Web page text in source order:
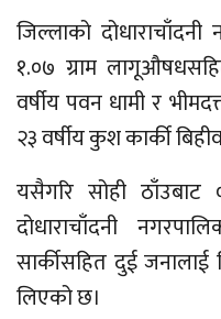
जिल्लाको
१.०७ ग्राम
वर्षीय पवन धामी र
२३ वर्षीय कुश कार्की
यसैगरि सोही ठाँउबाट
दोधाराचाँदनी
सार्कीसहित दुई जनालाई
लिएको छ।